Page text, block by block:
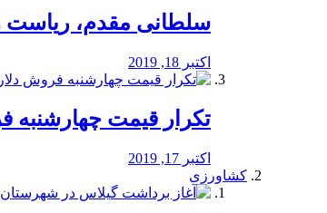
سلطانی مقدم، ریاست
اکتبر 18, 2019
تکرار قیمت چهارشنبه فروش
اکتبر 17, 2019
کشاورزی